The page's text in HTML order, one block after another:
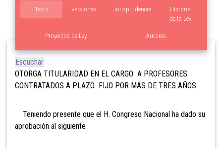
Texto Versiones
Proyectos de Ley
Jurisprudencia
Autores
Historia
de la Ley
Escuchar
OTORGA TITULARIDAD EN EL CARGO A PROFESORES
CONTRATADOS A PLAZO FIJO POR MAS DE TRES AÑOS
Teniendo presente que el H. Congreso Nacional ha dado su
aprobación al siguiente